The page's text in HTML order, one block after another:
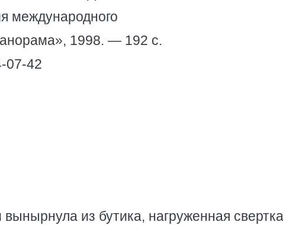
международного
1998. — 192 с.
07-42
вынырнула из бутика, нагруженная